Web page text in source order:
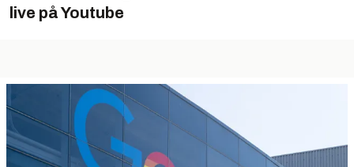
live på Youtube